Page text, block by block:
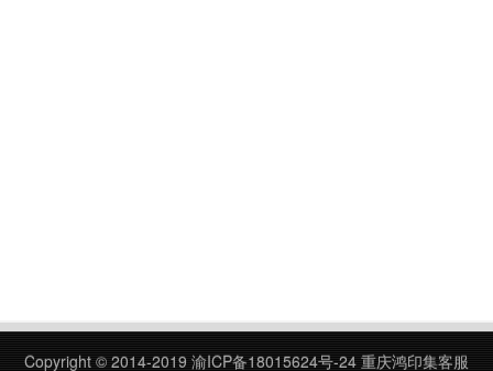
Copyright © 2014-2019 渝ICP备18015624号-24 重庆鸿印集客服